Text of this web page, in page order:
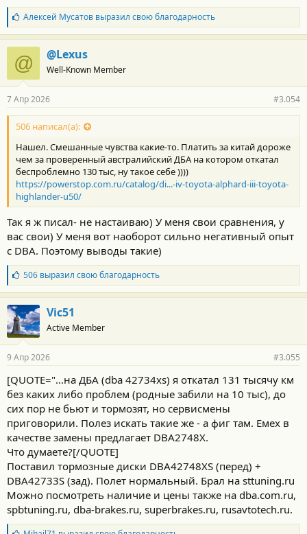
Б
л
а
г
о
д
а
н
о
с
и
:
Алексей Мусатоввыразил свою благодарность
@ @Lexus
Well-Known Member
7 Апр 2026 #3.054
506 написал(а):
Нашел. Смешанные чувства какие-то. Платить за китай дороже
чем за проверенный австралийский ДБА на котором откатал
беспроблемно 130 тыс, ну такое себе ))))
https://powerstop.com.ru/catalog/di...-iv-toyota-alphard-iii-toyota-
highlander-u50/
Так я ж писал- не настаиваю) У меня свои сравнения, у
вас свои) У меня вот наоборот сильно негативный опыт
с DBA. Поэтому выводы такие)
Б
л
а
г
о
д
а
н
с
т
и
506выразил свою благодарность
Vic51
Active Member
9 Апр 2026 #3.055
[QUOTE="...на ДБА (dba 42734xs) я откатал 131 тысячу км
без каких либо проблем (родные забили на 10 тыс), до
сих пор не бьют и тормозят, но сервисмены
приговорили. Полез искать такие же - а фиг там. Емех в
качестве замены предлагает DBA2748X.
Что думаете?[/QUOTE]
Поставил тормозные диски DBA42748XS (перед) +
DBA42733S (зад). Полет нормальный. Брал на sttuning.ru
Можно посмотреть наличие и цены также на dba.com.ru,
spbtuning.ru, dba-brakes.ru, superbrakes.ru, rusavtotech.ru.